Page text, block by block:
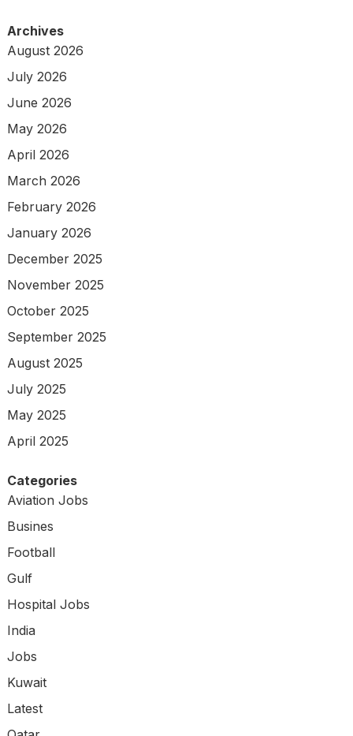
Archives
August 2026
July 2026
June 2026
May 2026
April 2026
March 2026
February 2026
January 2026
December 2025
November 2025
October 2025
September 2025
August 2025
July 2025
May 2025
April 2025
Categories
Aviation Jobs
Busines
Football
Gulf
Hospital Jobs
India
Jobs
Kuwait
Latest